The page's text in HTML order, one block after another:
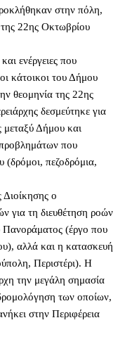
στην πόλη,
22ης Οκτωβρίου
ενέργειες που
κάτοικοι του Δήμου
θεομηνία της 22ης
δεσμεύτηκε για
Δήμου και
που
(δρόμοι, πεζοδρόμια,
Διοίκησης ο
για τη διευθέτηση ροών
Πανοράματος (έργο που
αλλά και η κατασκευή
Περιστέρι). Η
την μεγάλη σημασία
των οποίων,
στην Περιφέρεια